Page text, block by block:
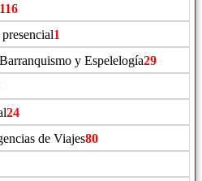
116
1
y Espelelogía29
24
de Viajes80